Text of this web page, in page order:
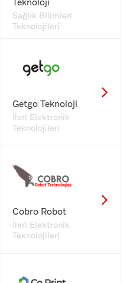
Teknoloji
Sağlık Bilimleri
Teknolojileri
Getgo Teknoloji
İleri Elektronik
Teknolojileri
Cobro Robot
İleri Elektronik
Teknolojileri